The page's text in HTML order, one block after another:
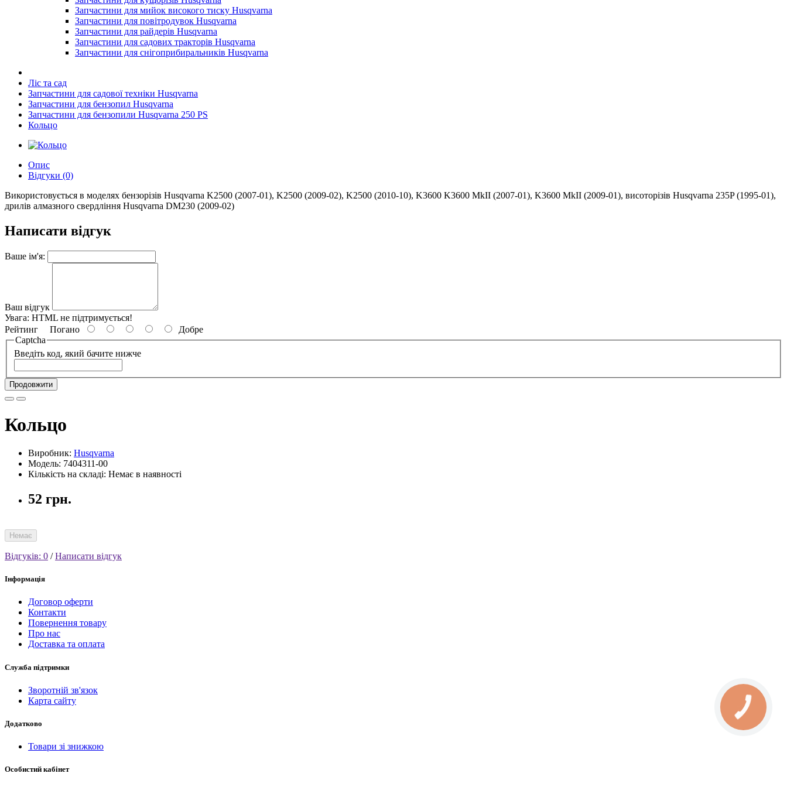
Запчастини для мийок високого тиску Husqvarna
Запчастини для повітродувок Husqvarna
Запчастини для райдерів Husqvarna
Запчастини для садових тракторів Husqvarna
Запчастини для снігоприбиральників Husqvarna
Ліс та сад
Запчастини для садової техніки Husqvarna
Запчастини для бензопил Husqvarna
Запчастини для бензопили Husqvarna 250 PS
Кольцо
Опис
Відгуки (0)
Використовується в моделях бензорізів Husqvarna K2500 (2007-01), K2500 (2009-02), K2500 (2010-10), K3600 K3600 MkII (2007-01), K3600 MkII (2009-01), висоторізів Husqvarna 235P (1995-01),
дрилів алмазного свердління Husqvarna DM230 (2009-02)
Написати відгук
Ваше ім'я:
Ваш відгук
Увага: HTML не підтримується!
Рейтинг Погано
Добре
Captcha
Введіть код, який бачите нижче
Продовжити
Кольцо
Виробник: Husqvarna
Модель: 7404311-00
Кількість на складі: Немає в наявності
52 грн.
Немає
Відгуків: 0 /Написати відгук
Інформація
Договор оферти
Контакти
Повернення товару
Про нас
Доставка та оплата
Служба підтримки
Зворотній зв'язок
Карта сайту
Додатково
Товари зі знижкою
Особистий кабінет